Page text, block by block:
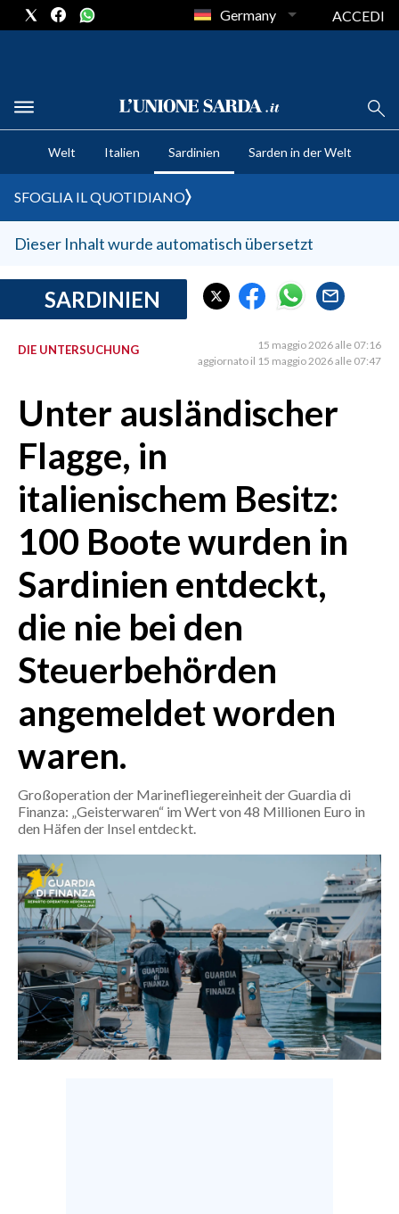
CRONACA SARDEGNA
CAGLIARI
SULCIS IGLESIENTE
MEDIO CAMPIDANO
SASSARI E PROVINCIA
GALLURA
NUORO E PROVINCIA
CRONACA
ITALIA
MONDO
POLITICA
ECONOMIA
SERVIZI ALLE IMPRESE
BANDI
SPORT IN SARDEGNA
SPORT
RISULTATI E CLASSIFICHE
CALCIO
BASKET
VOLLEY
MOTORI
TENNIS
ALTRI SPORT
CULTURA
Germany ACCEDI
Welt Italien Sardinien Sarden in der Welt
SFOGLIA IL QUOTIDIANO
Dieser Inhalt wurde automatisch übersetzt
SARDINIEN
DIE UNTERSUCHUNG
15 maggio 2026 alle 07:16
aggiornato il 15 maggio 2026 alle 07:47
Unter ausländischer
Flagge, in
italienischem Besitz:
100 Boote wurden in
Sardinien entdeckt,
die nie bei den
Steuerbehörden
angemeldet worden
waren.
Großoperation der Marinefliegereinheit der Guardia di
Finanza: „Geisterwaren“ im Wert von 48 Millionen Euro in
den Häfen der Insel entdeckt.